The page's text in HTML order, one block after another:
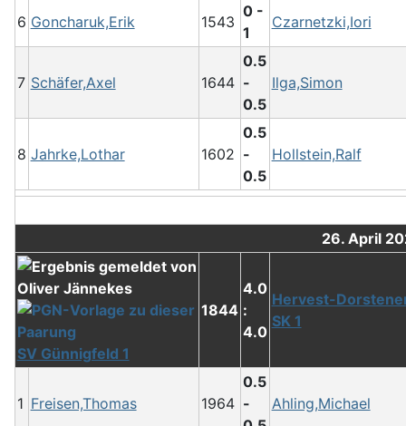
6 Goncharuk,Erik 1543
0 -
1
Czarnetzki,Iori
7 Schäfer,Axel 1644
0.5
-
0.5
Ilga,Simon
8 Jahrke,Lothar 1602
0.5
-
0.5
Hollstein,Ralf
26. April
SV Günnigfeld 1
1844
4.0
:
4.0
Hervest-
SK 1
1 Freisen,Thomas 1964
0.5
-
Ahling,Michael